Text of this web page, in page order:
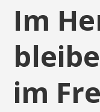
Im
im